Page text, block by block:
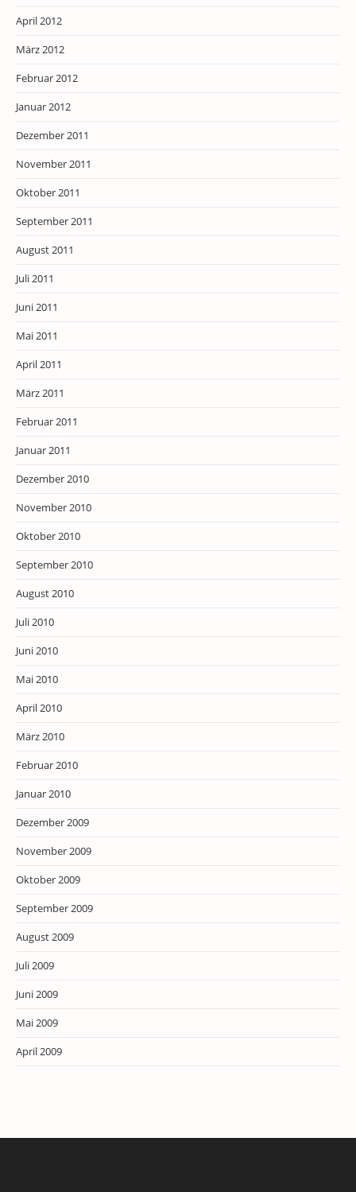
April 2012
März 2012
Februar 2012
Januar 2012
Dezember 2011
November 2011
Oktober 2011
September 2011
August 2011
Juli 2011
Juni 2011
Mai 2011
April 2011
März 2011
Februar 2011
Januar 2011
Dezember 2010
November 2010
Oktober 2010
September 2010
August 2010
Juli 2010
Juni 2010
Mai 2010
April 2010
März 2010
Februar 2010
Januar 2010
Dezember 2009
November 2009
Oktober 2009
September 2009
August 2009
Juli 2009
Juni 2009
Mai 2009
April 2009